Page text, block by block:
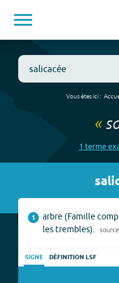
Vous êtes ici :
«
1 terme
1
arbre (Famille
les trembles).
source
SIGNE DÉFINITION LSF